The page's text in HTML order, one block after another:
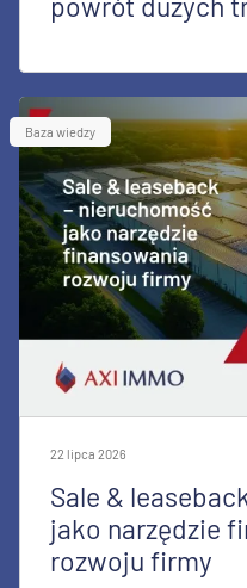
Baza wiedzy
22 lipca 2026
Sale &
jako narzędzie
rozwoju firmy